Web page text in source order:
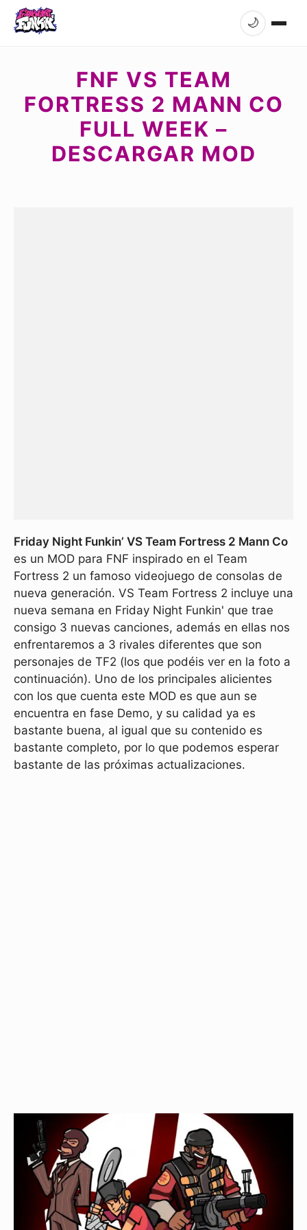
🌙
FNF VS TEAM
FORTRESS 2 MANN CO
FULL WEEK –
DESCARGAR MOD
Friday Night Funkin’ VS Team Fortress 2 Mann Co
es un MOD para FNF inspirado en el Team
Fortress 2 un famoso videojuego de consolas de
nueva generación. VS Team Fortress 2 incluye una
nueva semana en Friday Night Funkin' que trae
consigo 3 nuevas canciones, además en ellas nos
enfrentaremos a 3 rivales diferentes que son
personajes de TF2 (los que podéis ver en la foto a
continuación). Uno de los principales alicientes
con los que cuenta este MOD es que aun se
encuentra en fase Demo, y su calidad ya es
bastante buena, al igual que su contenido es
bastante completo, por lo que podemos esperar
bastante de las próximas actualizaciones.